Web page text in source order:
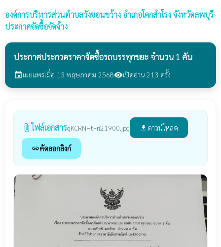
องค์การบริหารส่วนตำบลวังขอนขว้าง อำเภอโคกสำโรง จังหวัดลพบุรี›
ประกาศจัดซื้อจัดจ้าง
ประกาศประกวดราคาจัดซื้อรถบรรทุกขยะ จำนวน 1 คัน
eventเผยแพร่เมื่อ 13 พฤษภาคม 2568visibilityเปิดอ่าน 213 ครั้ง
attach_file ไฟล์เอกสารqKCRNHtFri21900.jpg file_download ดาวน์โหลด
linkคัดลอกลิงก์